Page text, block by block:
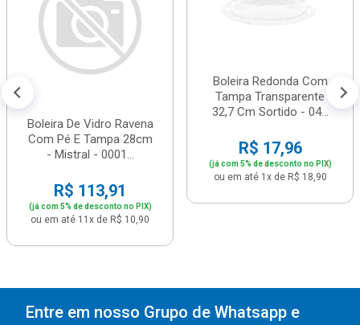
Boleira De Vidro Ravena
Com Pé E Tampa 28cm
- Mistral - 0001...
R$ 113,91
(já com 5% de desconto no PIX)
ou em até 11x de R$ 10,90
Boleira Redonda Com
Tampa Transparente
32,7 Cm Sortido - 04...
R$ 17,96
(já com 5% de desconto no PIX)
ou em até 1x de R$ 18,90
Entre em nosso Grupo de Whatsapp e